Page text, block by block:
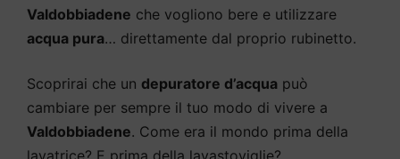
Valdobbiadene che vogliono bere e utilizzare
acqua pura… direttamente dal proprio rubinetto.
Scoprirai che un depuratore d’acqua può
cambiare per sempre il tuo modo di vivere a
Valdobbiadene. Come era il mondo prima della
lavatrice? E prima della lavastoviglie?